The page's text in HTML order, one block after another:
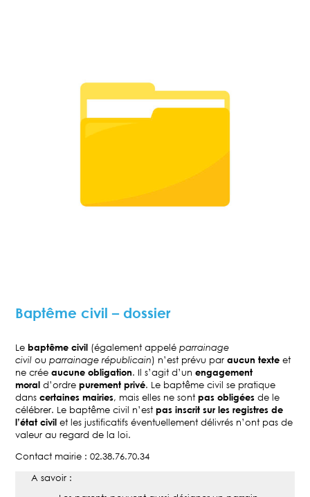
Baptême civil – dossier
Lebaptême civil (également appeléparrainage
civil ouparrainage républicain) n’est prévu paraucun texte et
ne créeaucune obligation. Il s’agit d’unengagement
moral d’ordrepurement privé. Le baptême civil se pratique
danscertaines mairies, mais elles ne sontpas obligéesde le
célébrer. Le baptême civil n’estpas inscrit sur les registres de
l’état civil et les justificatifs éventuellement délivrés n’ont pas de
valeur au regard de la loi.
Contact mairie : 02.38.76.70.34
A savoir :